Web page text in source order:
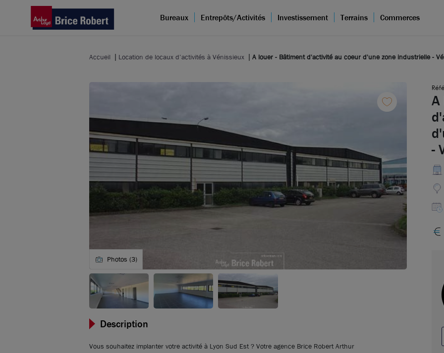
Bureaux Entrepôts/Activités Investissement Terrains Commerces
Accueil Location de locaux d’activités à Vénissieux A louer - Bâtiment d'activité au coeur d'une zone industrielle -
A
-
Photos (3)
Description
Vous souhaitez implanter votre activité à Lyon Sud Est ? Votre agence Brice Robert Arthur